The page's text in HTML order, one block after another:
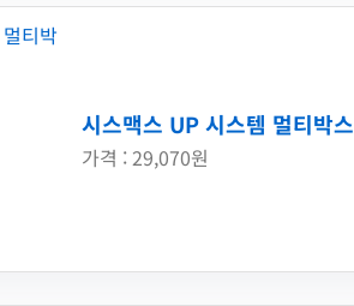
시스맥스 UP 시스템 멀티박스
가격 : 29,070원